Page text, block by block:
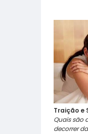
Traição e
Quais são
decorrer